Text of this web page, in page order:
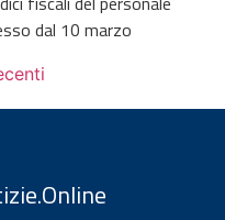
dal 10 marzo